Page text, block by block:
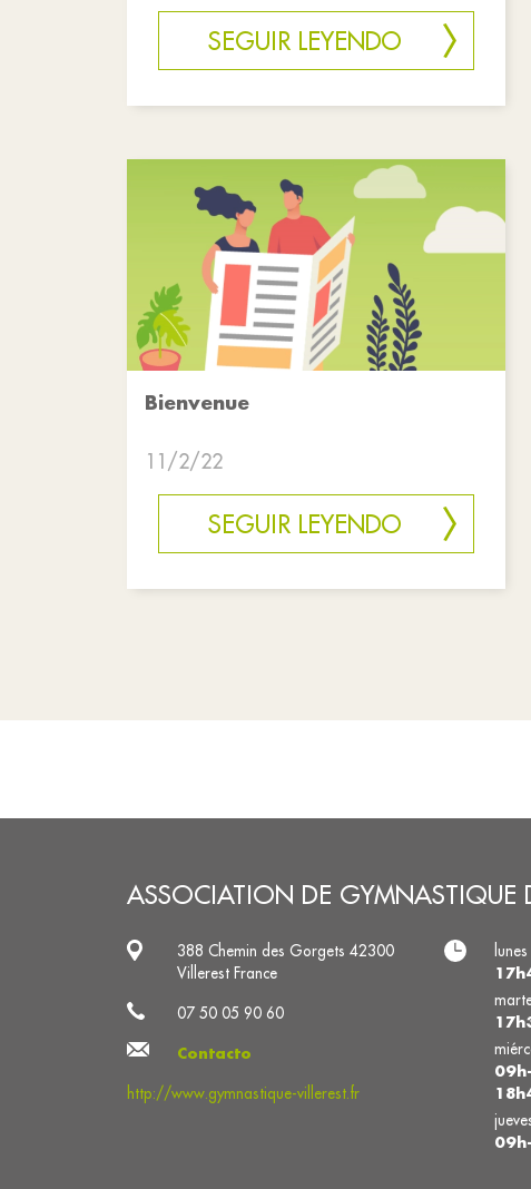
SEGUIR LEYENDO
Bienvenue
11/2/22
SEGUIR LEYENDO
ASSOCIATION DE GYMNASTIQUE
388 Chemin des Gorgets 42300
Villerest France
07 50 05 90 60
Contacto
http://www.gymnastique-villerest.fr
lunes